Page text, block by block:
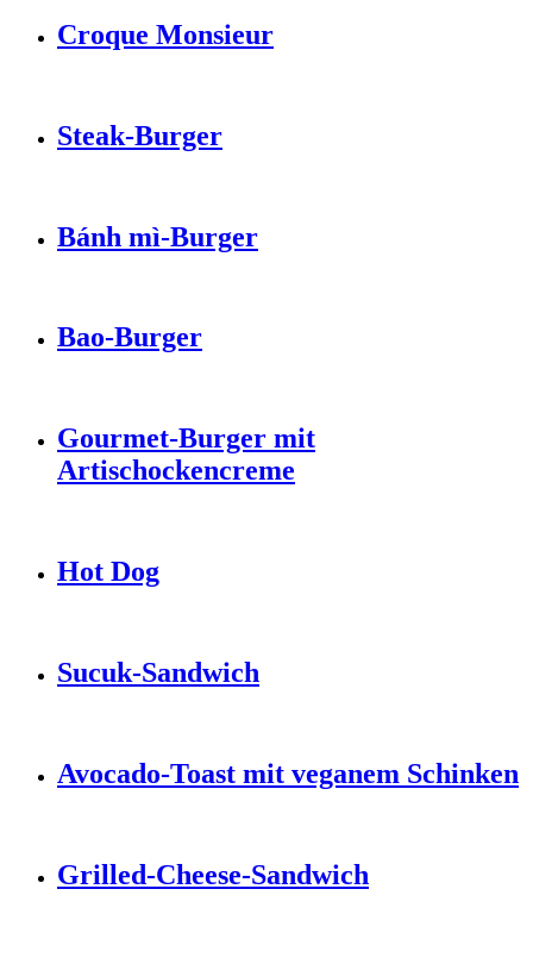
Croque Monsieur
Steak-Burger
Bánh mì-Burger
Bao-Burger
Gourmet-Burger mit
Artischockencreme
Hot Dog
Sucuk-Sandwich
Avocado-Toast mit veganem Schinken
Grilled-Cheese-Sandwich